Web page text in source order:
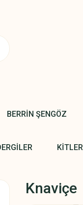
BERRİN ŞENGÖZ
KİTLER
Knaviçe